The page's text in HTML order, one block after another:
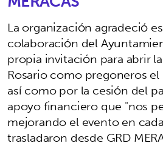
La organización agradeció
colaboración del
propia invitación para abrir
Rosario como pregoneros
así como por la cesión del
apoyo financiero que "nos
mejorando el evento en
trasladaron desde GRD